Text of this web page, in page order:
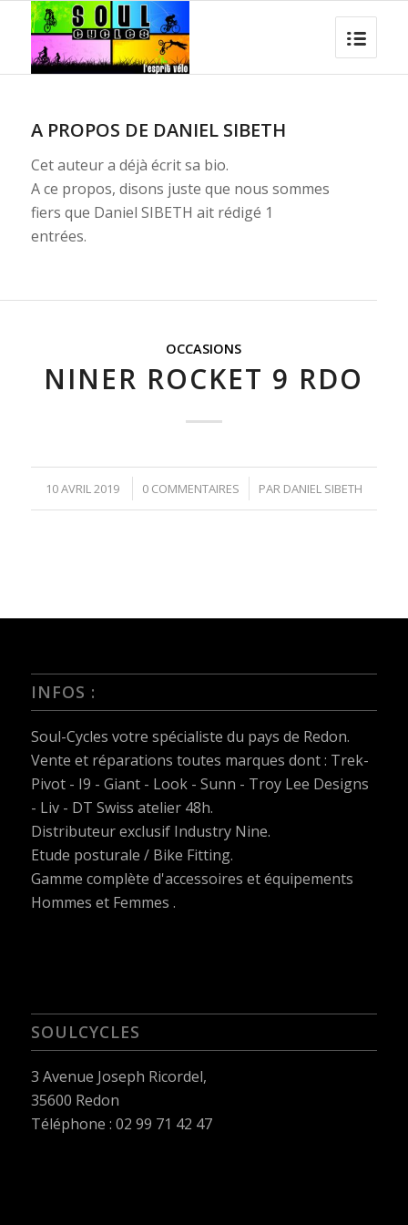
A PROPOS DE DANIEL SIBETH
Cet auteur a déjà écrit sa bio.
A ce propos, disons juste que nous sommes
fiers que Daniel SIBETH ait rédigé 1
entrées.
OCCASIONS
NINER ROCKET 9 RDO
10 AVRIL 2019
/ 0 COMMENTAIRES
/ PAR DANIEL SIBETH
INFOS :
Soul-Cycles votre spécialiste du pays de Redon.
Vente et réparations toutes marques dont : Trek-
Pivot - I9 - Giant - Look - Sunn - Troy Lee Designs
- Liv - DT Swiss atelier 48h.
Distributeur exclusif Industry Nine.
Etude posturale / Bike Fitting.
Gamme complète d'accessoires et équipements
Hommes et Femmes .
SOULCYCLES
3 Avenue Joseph Ricordel,
35600 Redon
Téléphone : 02 99 71 42 47